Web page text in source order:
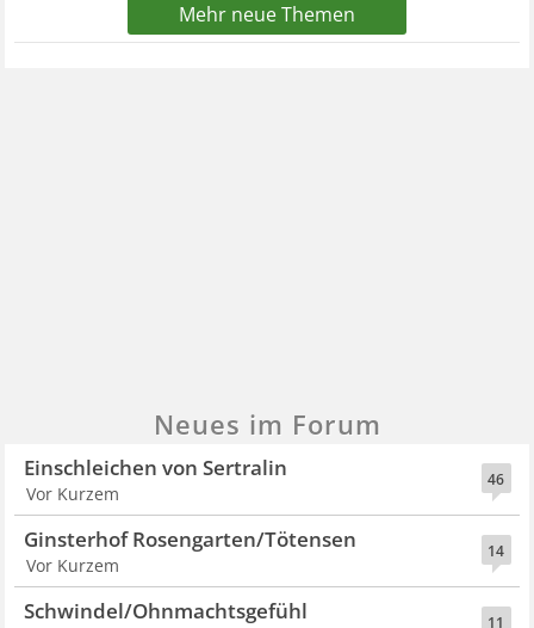
Mehr neue Themen
Neues im Forum
46
Einschleichen von Sertralin
Vor Kurzem
14
Ginsterhof Rosengarten/Tötensen
Vor Kurzem
11
Schwindel/Ohnmachtsgefühl